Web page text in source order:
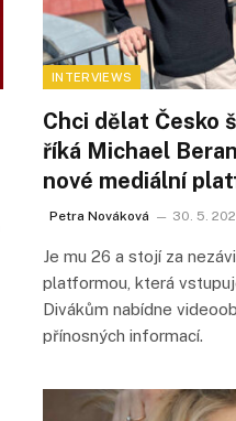
INTERVIEWS
Chci dělat Česko
říká Michael
nové mediální
Petra Nováková 30. 5.
Je mu 26 a stojí za
platformou, která
Divákům nabídne
přínosných informací.